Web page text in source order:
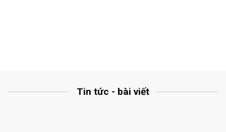
Tin tức - bài viết